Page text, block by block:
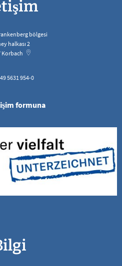
bölgesi
halkası 2
Korbach
5631 954-0
formuna